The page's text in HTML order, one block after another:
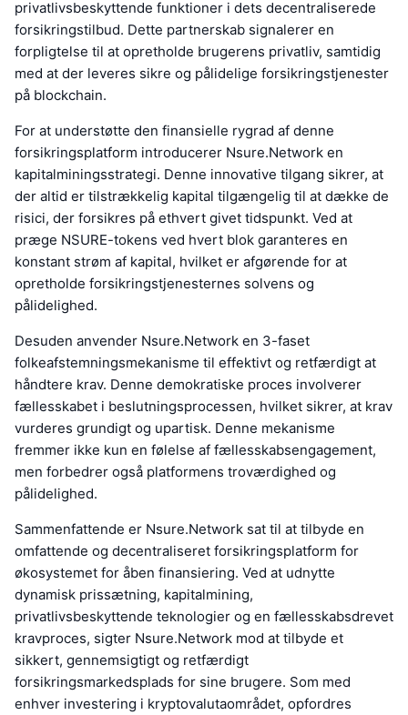
privatlivsbeskyttende funktioner i dets decentraliserede
forsikringstilbud. Dette partnerskab signalerer en
forpligtelse til at opretholde brugerens privatliv, samtidig
med at der leveres sikre og pålidelige forsikringstjenester
på blockchain.
For at understøtte den finansielle rygrad af denne
forsikringsplatform introducerer Nsure.Network en
kapitalminingsstrategi. Denne innovative tilgang sikrer, at
der altid er tilstrækkelig kapital tilgængelig til at dække de
risici, der forsikres på ethvert givet tidspunkt. Ved at
præge NSURE-tokens ved hvert blok garanteres en
konstant strøm af kapital, hvilket er afgørende for at
opretholde forsikringstjenesternes solvens og
pålidelighed.
Desuden anvender Nsure.Network en 3-faset
folkeafstemningsmekanisme til effektivt og retfærdigt at
håndtere krav. Denne demokratiske proces involverer
fællesskabet i beslutningsprocessen, hvilket sikrer, at krav
vurderes grundigt og upartisk. Denne mekanisme
fremmer ikke kun en følelse af fællesskabsengagement,
men forbedrer også platformens troværdighed og
pålidelighed.
Sammenfattende er Nsure.Network sat til at tilbyde en
omfattende og decentraliseret forsikringsplatform for
økosystemet for åben finansiering. Ved at udnytte
dynamisk prissætning, kapitalmining,
privatlivsbeskyttende teknologier og en fællesskabsdrevet
kravproces, sigter Nsure.Network mod at tilbyde et
sikkert, gennemsigtigt og retfærdigt
forsikringsmarkedsplads for sine brugere. Som med
enhver investering i kryptovalutaområdet, opfordres